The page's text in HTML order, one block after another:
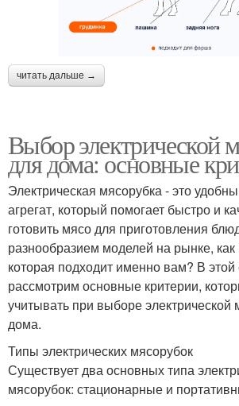
читать дальше →
Выбор электрической
для дома: основные
Электрическая мясорубка - это
агрегат, который помогает быстро и
готовить мясо для приготовления
разнообразием моделей на рынке, как
которая подходит именно вам? В этой
рассмотрим основные критерии,
учитывать при выборе электрической
дома.
Типы электрических мясорубок
Существует два основных типа
мясорубок: стационарные и